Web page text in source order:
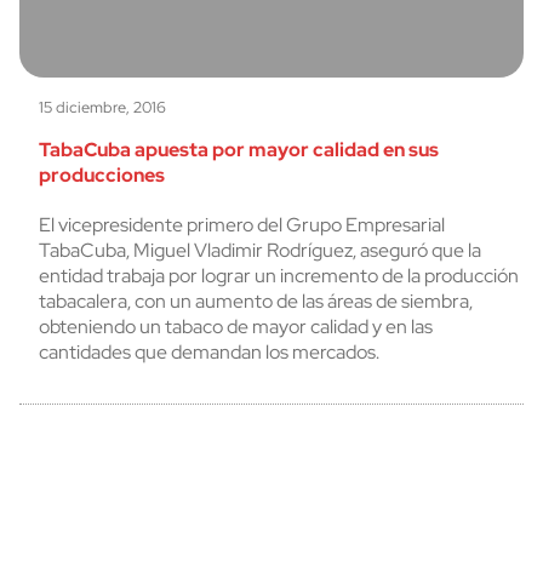
15 diciembre, 2016
TabaCuba apuesta por mayor calidad en sus
producciones
El vicepresidente primero del Grupo Empresarial
TabaCuba, Miguel Vladimir Rodríguez, aseguró que la
entidad trabaja por lograr un incremento de la producción
tabacalera, con un aumento de las áreas de siembra,
obteniendo un tabaco de mayor calidad y en las
cantidades que demandan los mercados.